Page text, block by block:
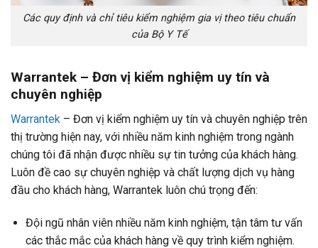
Các quy định và chỉ tiêu kiểm nghiệm gia vị theo tiêu chuẩn
của Bộ Y Tế
Warrantek – Đơn vị kiểm nghiệm uy tín và
chuyên nghiệp
Warrantek – Đơn vị kiểm nghiệm uy tín và chuyên nghiệp trên
thị trường hiện nay, với nhiều năm kinh nghiệm trong ngành
chúng tôi đã nhận được nhiều sự tin tưởng của khách hàng.
Luôn đề cao sự chuyên nghiệp và chất lượng dịch vụ hàng
đầu cho khách hàng, Warrantek luôn chú trọng đến:
Đội ngũ nhân viên nhiều năm kinh nghiệm, tận tâm tư vấn
các thắc mắc của khách hàng về quy trình kiểm nghiệm.